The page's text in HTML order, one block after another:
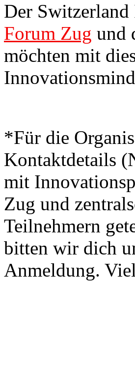
Der
Forum Zug und
möchten mit
*Für die
Kontaktdetails
mit
Zug und
Teilnehmern
bitten wir dich
Anmeldung.